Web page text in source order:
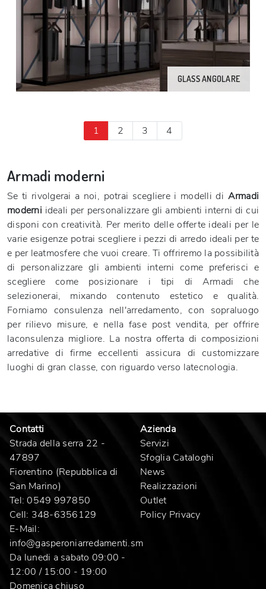
GLASS ANGOLARE
1 2 3 4
Armadi moderni
Se ti rivolgerai a noi, potrai scegliere i modelli di Armadi
moderni ideali per personalizzare gli ambienti interni di cui
disponi con creatività. Per merito delle offerte ideali per le
varie esigenze potrai scegliere i pezzi di arredo ideali per te
e per leatmosfere che vuoi creare. Ti offriremo la possibilità
di personalizzare gli ambienti interni come preferisci e
scegliere come posizionare i tipi di Armadi che
selezionerai, mixando contenuto estetico e qualità.
Forniamo consulenza nell'arredamento, con sopraluogo
per rilievo misure, e nella fase post vendita, per offrire
laconsulenza migliore. La nostra offerta di composizioni
arredative di firme eccellenti assicura di customizzare
luoghi di gran classe, con riguardo verso latecnologia.
Contatti
Strada della serra 22 -
47897
Fiorentino (Repubblica di
San Marino)
Tel: 0549 997850
Cell: 348-6356129
E-Mail:
info@gasperoniarredamenti.sm
Da lunedi a sabato 09:00 -
12:00 / 15:00 - 19:00
Domenica chiuso
Azienda
Servizi
Sfoglia Cataloghi
News
Realizzazioni
Outlet
Policy Privacy